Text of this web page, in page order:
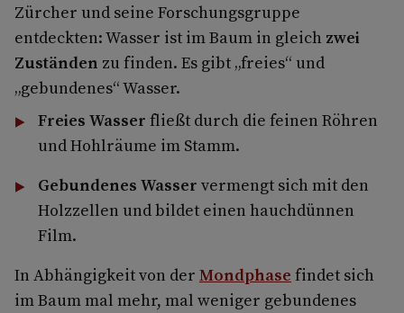
Zürcher und seine Forschungsgruppe
entdeckten: Wasser ist im Baum in gleich zwei
Zuständen zu finden. Es gibt „freies“ und
„gebundenes“ Wasser.
Freies Wasser fließt durch die feinen Röhren
und Hohlräume im Stamm.
Gebundenes Wasser vermengt sich mit den
Holzzellen und bildet einen hauchdünnen
Film.
In Abhängigkeit von der Mondphase findet sich
im Baum mal mehr, mal weniger gebundenes